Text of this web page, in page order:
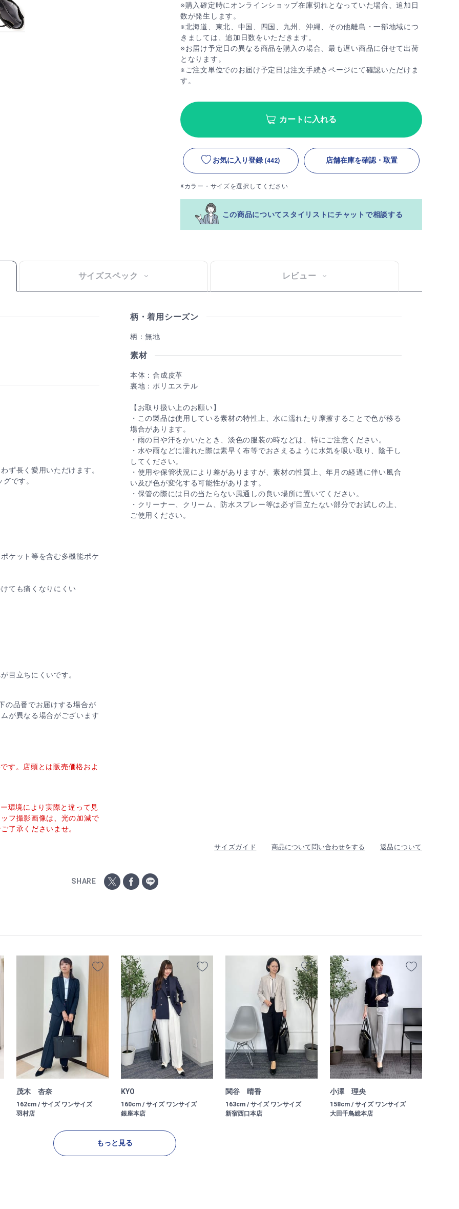
※購入確定時にオンラインショップ在庫切れとなっていた場合、追加日
数が発生します。
※北海道、東北、中国、四国、九州、沖縄、その他離島・一部地域につ
きましては、追加日数をいただきます。
※お届け予定日の異なる商品を購入の場合、最も遅い商品に併せて出荷
となります。
※ご注文単位でのお届け予定日は注文手続きページにて確認いただけま
す。
カートに入れる
お気に入り登録 (442) 店舗在庫を確認・取置
※カラー・サイズを選択してください
この商品についてスタイリストにチャットで相談する
サイズスペック レビュー
ず長く愛用いただけます。
です。
ケット等を含む多機能ポケ
ても痛くなりにくい
目立ちにくいです。
の品番でお届けする場合が
が異なる場合がございます
す。店頭とは販売価格およ
環境により実際と違って見
フ撮影画像は、光の加減で
了承くださいませ。
柄・着用シーズン
柄：無地
素材
本体：合成皮革
裏地：ポリエステル
【お取り扱い上のお願い】
・この製品は使用している素材の特性上、水に濡れたり摩擦することで色が移る
場合があります。
・雨の日や汗をかいたとき、淡色の服装の時などは、特にご注意ください。
・水や雨などに濡れた際は素早く布等でおさえるように水気を吸い取り、陰干し
してください。
・使用や保管状況により差がありますが、素材の性質上、年月の経過に伴い風合
い及び色が変化する可能性があります。
・保管の際には日の当たらない風通しの良い場所に置いてください。
・クリーナー、クリーム、防水スプレー等は必ず目立たない部分でお試しの上、
ご使用ください。
サイズガイド 商品について問い合わせをする 返品について
SHARE
茂木 杏奈
162cm / サイズ ワンサイズ
羽村店
KYO
160cm / サイズ ワンサイズ
銀座本店
関谷 晴香
163cm / サイズ ワンサイズ
新宿西口本店
小澤 理央
158cm / サイズ ワンサイズ
大田千鳥総本店
もっと見る